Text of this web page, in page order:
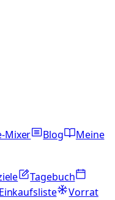
Mixer Blog
Meine
Tagebuch
Einkaufsliste
Vorrat